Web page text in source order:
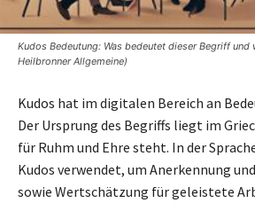
Kudos Bedeutung: Was bedeutet dieser Begriff
Heilbronner Allgemeine)
Kudos hat im digitalen Bereich an
Der Ursprung des Begriffs liegt im
für Ruhm und Ehre steht. In der
Kudos verwendet, um Anerkennung
sowie Wertschätzung für geleistete